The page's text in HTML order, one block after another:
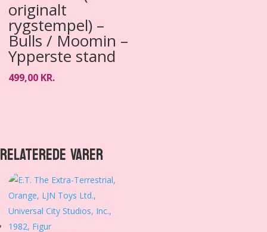
originalt
rygstempel) –
Bulls / Moomin –
Ypperste stand
499,00 KR.
RELATEREDE VARER